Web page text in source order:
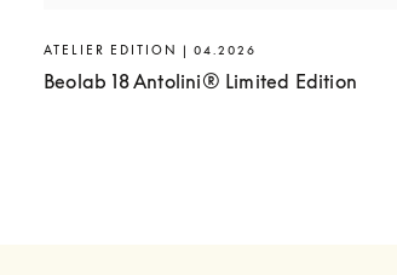
ATELIER EDITION | 04.2026
Beolab 18 Antolini® Limited Edition